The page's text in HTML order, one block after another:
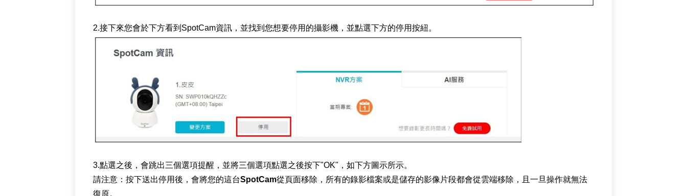
2.接下來您會於下方看到SpotCam資訊，並找到您想要停用的攝影機，並點選下方的停用按紐。
3.點選之後，會跳出三個選項提醒，並將三個選項點選之後按下"OK"，如下方圖示所示。
請注意：按下送出停用後，會將您的這台SpotCam從頁面移除，所有的錄影檔案或是儲存的影像片段都會從雲端移除，且一旦操作就無法
復原。